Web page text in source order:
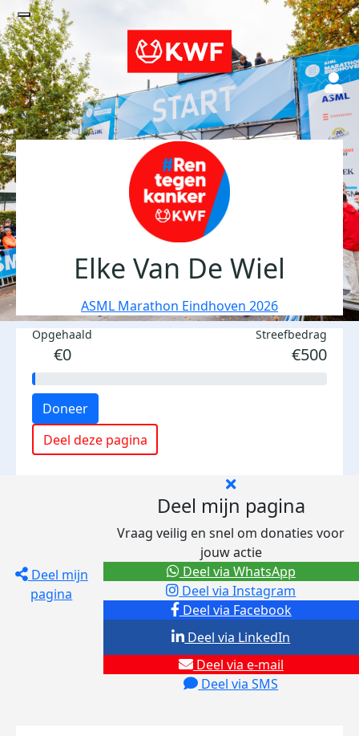
Elke Van De Wiel
ASML Marathon Eindhoven 2026
Opgehaald
€0
Streefbedrag
€500
Doneer
Deel deze pagina
Deel mijn
pagina
Deel mijn pagina
Vraag veilig en snel om donaties voor
jouw actie
Deel via Facebook
Deel via Instagram
Deel via e-mail
Deel via SMS
Deel via LinkedIn
Deel via WhatsApp